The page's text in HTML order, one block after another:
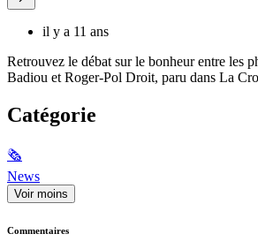
il y a 11 ans
Retrouvez le débat sur le bonheur entre les
Badiou et Roger-Pol Droit, paru dans La
Catégorie
🗞
News
Voir moins
Commentaires